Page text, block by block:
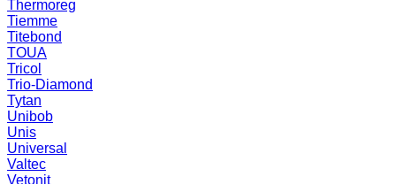
Thermoreg
Tiemme
Titebond
TOUA
Tricol
Trio-Diamond
Tytan
Unibob
Unis
Universal
Valtec
Vetonit